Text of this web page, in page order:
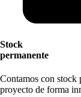
Stock
permanente
Contamos con stock
proyecto de forma